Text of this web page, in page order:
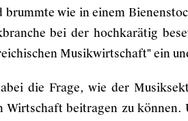
brummte wie in einem
bei der hochkarätig
Musikwirtschaft" ein
die Frage, wie der
Wirtschaft beitragen zu können.